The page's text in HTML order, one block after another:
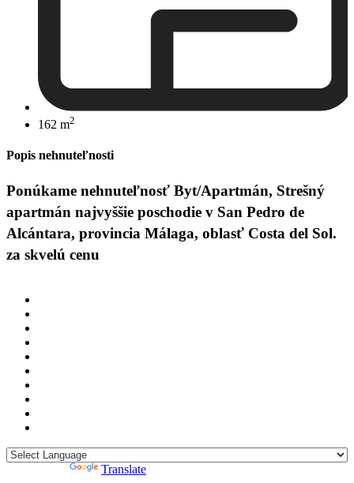
162 m2
Popis nehnuteľnosti
Ponúkame nehnuteľnosť Byt/Apartmán, Strešný
apartmán najvyššie poschodie v San Pedro de
Alcántara, provincia Málaga, oblasť Costa del Sol.
za skvelú cenu
Translate